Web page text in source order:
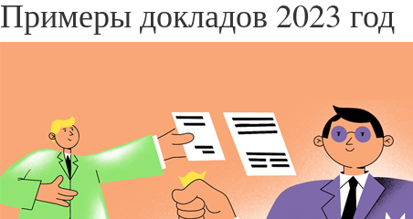
Примеры докладов 2023 год